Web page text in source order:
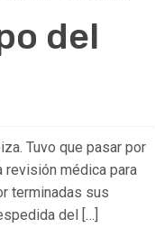
del
Tuvo que pasar por
revisión médica para
terminadas sus
del […]